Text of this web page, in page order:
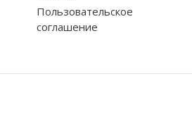
Пользовательское
соглашение